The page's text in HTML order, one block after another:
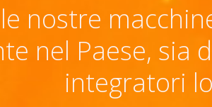
nostre
nel Paese,
integratori